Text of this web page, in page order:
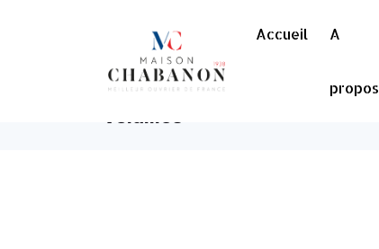
Accueil A
propos
Volailles